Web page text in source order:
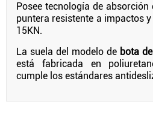
Posee tecnología de
puntera resistente a impactos
15KN.
La suela del modelo de bota
está fabricada en
cumple los estándares